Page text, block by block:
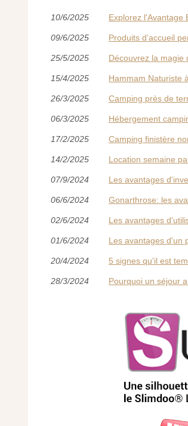
10/6/2025 Explorez l'Avantage
09/6/2025 Produits d’accueil
25/5/2025 Découvrez la magie
15/4/2025 Hammam Naturiste
26/3/2025 Camping près de
06/3/2025 Hébergement
17/2/2025 Camping finistère
14/2/2025 Location semaine
07/9/2024 Les avantages
06/6/2024 Gonarthrose: les
02/6/2024 Les avantages
01/6/2024 Les avantages d'un
20/4/2024 5 signes qu'il est
28/3/2024 Pourquoi un séjour